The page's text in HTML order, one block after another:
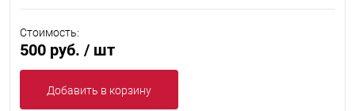
Стоимость:
500 руб. / шт
Добавить в корзину